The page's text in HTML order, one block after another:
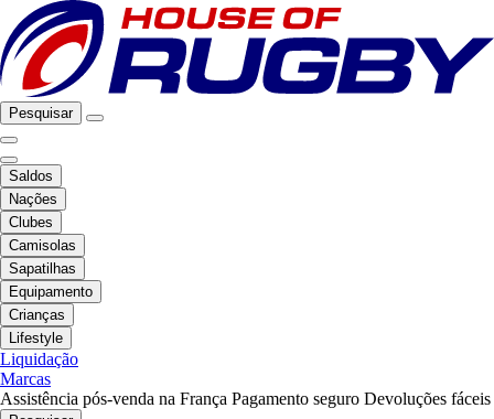
Pesquisar
Saldos
Nações
Clubes
Camisolas
Sapatilhas
Equipamento
Crianças
Lifestyle
Liquidação
Marcas
Assistência pós-venda na França Pagamento seguro Devoluções fáceis